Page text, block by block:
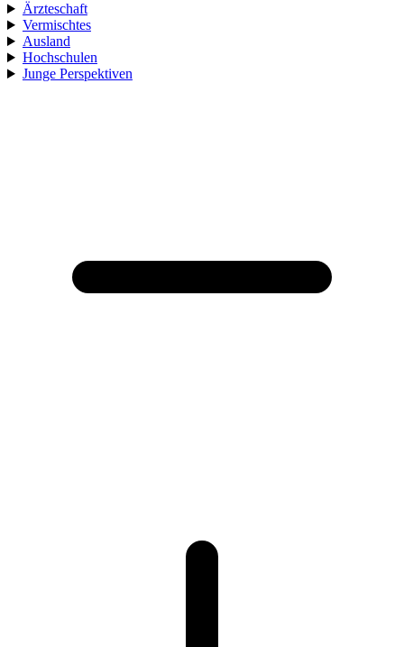
Ärzteschaft
Vermischtes
Ausland
Hochschulen
Junge Perspektiven